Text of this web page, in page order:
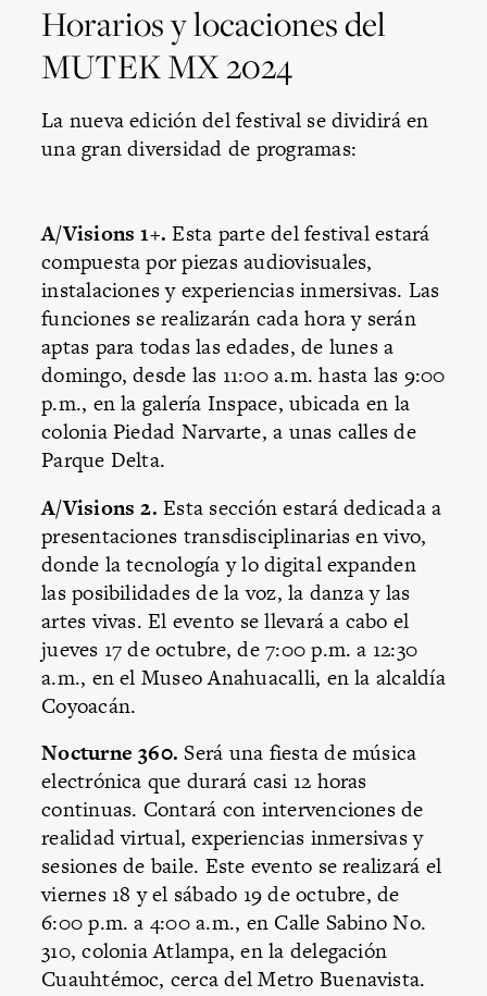
Horarios y locaciones del
MUTEK MX 2024
La nueva edición del festival se dividirá en
una gran diversidad de programas:
A/Visions 1+. Esta parte del festival estará
compuesta por piezas audiovisuales,
instalaciones y experiencias inmersivas. Las
funciones se realizarán cada hora y serán
aptas para todas las edades, de lunes a
domingo, desde las 11:00 a.m. hasta las 9:00
p.m., en la galería Inspace, ubicada en la
colonia Piedad Narvarte, a unas calles de
Parque Delta.
A/Visions 2. Esta sección estará dedicada a
presentaciones transdisciplinarias en vivo,
donde la tecnología y lo digital expanden
las posibilidades de la voz, la danza y las
artes vivas. El evento se llevará a cabo el
jueves 17 de octubre, de 7:00 p.m. a 12:30
a.m., en el Museo Anahuacalli, en la alcaldía
Coyoacán.
Nocturne 360. Será una fiesta de música
electrónica que durará casi 12 horas
continuas. Contará con intervenciones de
realidad virtual, experiencias inmersivas y
sesiones de baile. Este evento se realizará el
viernes 18 y el sábado 19 de octubre, de
6:00 p.m. a 4:00 a.m., en Calle Sabino No.
310, colonia Atlampa, en la delegación
Cuauhtémoc, cerca del Metro Buenavista.